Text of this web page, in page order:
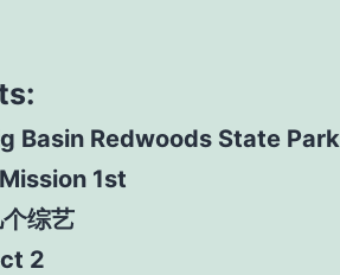
Basin Redwoods State Park
1st
综艺
2